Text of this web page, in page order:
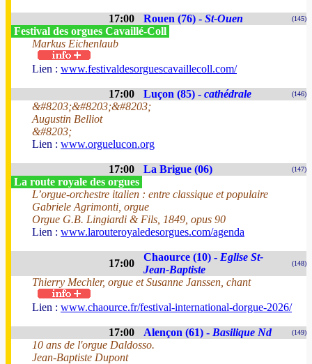
17:00 Rouen (76) - St-Ouen (145)
Festival des orgues Cavaillé-Coll
Markus Eichenlaub
Lien : www.festivaldesorguescavaillecoll.com/
17:00 Luçon (85) - cathédrale (146)
&#8203;&#8203;&#8203;
Augustin Belliot
&#8203;
Lien : www.orguelucon.org
17:00 La Brigue (06) (147)
La route royale des orgues
L’orgue-orchestre italien : entre classique et populaire
Gabriele Agrimonti, orgue
Orgue G.B. Lingiardi & Fils, 1849, opus 90
Lien : www.larouteroyaledesorgues.com/agenda
17:00
Chaource (10) - Eglise St-
Jean-Baptiste
(148)
Thierry Mechler, orgue et Susanne Janssen, chant
Lien : www.chaource.fr/festival-international-dorgue-2026/
17:00 Alençon (61) - Basilique Nd (149)
10 ans de l'orgue Daldosso.
Jean-Baptiste Dupont